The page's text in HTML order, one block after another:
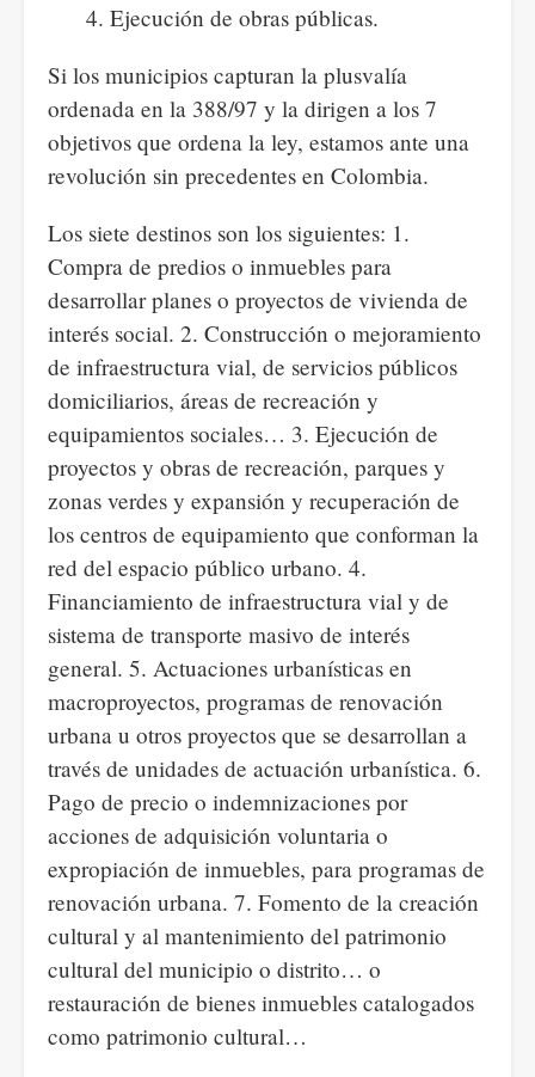
Ejecución de obras públicas.
Si los municipios capturan la plusvalía
ordenada en la 388/97 y la dirigen a los 7
objetivos que ordena la ley, estamos ante una
revolución sin precedentes en Colombia.
Los siete destinos son los siguientes: 1.
Compra de predios o inmuebles para
desarrollar planes o proyectos de vivienda de
interés social. 2. Construcción o mejoramiento
de infraestructura vial, de servicios públicos
domiciliarios, áreas de recreación y
equipamientos sociales… 3. Ejecución de
proyectos y obras de recreación, parques y
zonas verdes y expansión y recuperación de
los centros de equipamiento que conforman la
red del espacio público urbano. 4.
Financiamiento de infraestructura vial y de
sistema de transporte masivo de interés
general. 5. Actuaciones urbanísticas en
macroproyectos, programas de renovación
urbana u otros proyectos que se desarrollan a
través de unidades de actuación urbanística. 6.
Pago de precio o indemnizaciones por
acciones de adquisición voluntaria o
expropiación de inmuebles, para programas de
renovación urbana. 7. Fomento de la creación
cultural y al mantenimiento del patrimonio
cultural del municipio o distrito… o
restauración de bienes inmuebles catalogados
como patrimonio cultural…